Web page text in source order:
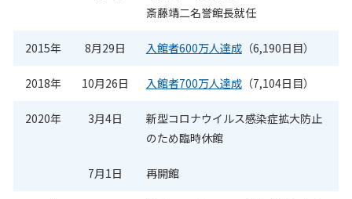
斎藤靖二名誉館長就任
2015年 8月29日 入館者600万人達成（6,190日目）
2018年 10月26日 入館者700万人達成（7,104日目）
2020年 3月4日
新型コロナウイルス感染症拡大防止
のため臨時休館
7月1日 再開館